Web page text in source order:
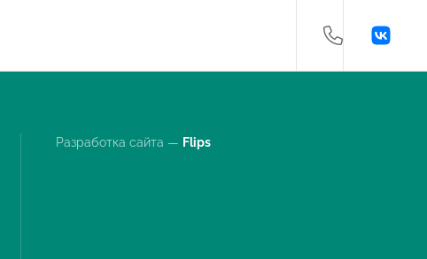
Разработка сайта — Flips